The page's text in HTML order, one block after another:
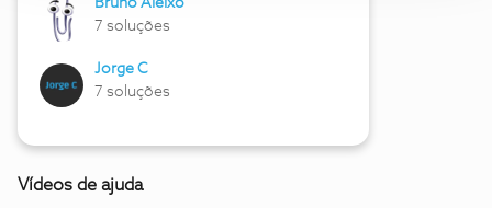
Bruno Aleixo
7 soluções
Jorge C
7 soluções
Vídeos de ajuda